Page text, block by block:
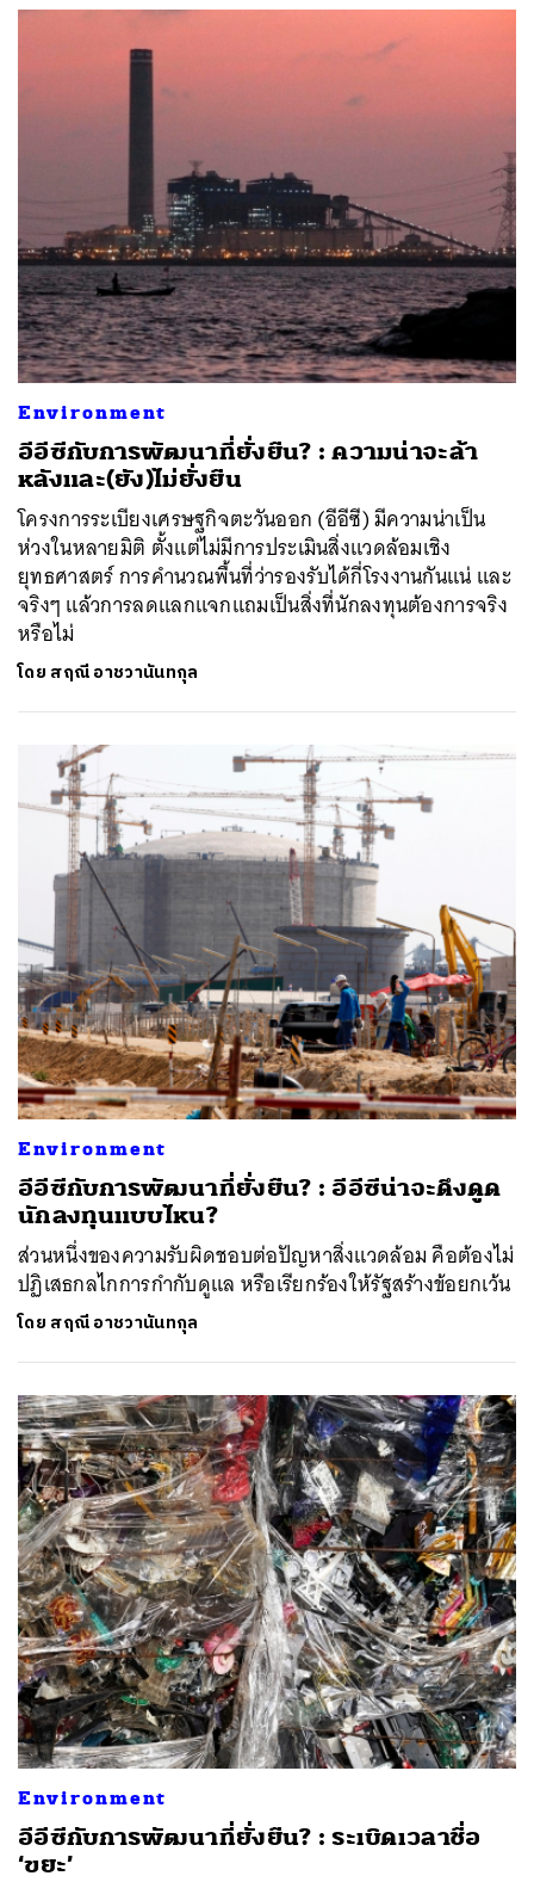
Environment
อีอีซีกับการพัฒนาที่ยั่งยืน? : ความน่าจะล้า
หลังและ(ยัง)ไม่ยั่งยืน
โครงการระเบียงเศรษฐกิจตะวันออก (อีอีซี) มีความน่าเป็น
ห่วงในหลายมิติ ตั้งแต่ไม่มีการประเมินสิ่งแวดล้อมเชิง
ยุทธศาสตร์ การคำนวณพื้นที่ว่ารองรับได้กี่โรงงานกันแน่ และ
จริงๆ แล้วการลดแลกแจกแถมเป็นสิ่งที่นักลงทุนต้องการจริง
หรือไม่
โดย สฤณี อาชวานันทกุล
Environment
อีอีซีกับการพัฒนาที่ยั่งยืน? : อีอีซีน่าจะดึงดูด
นักลงทุนแบบไหน?
ส่วนหนึ่งของความรับผิดชอบต่อปัญหาสิ่งแวดล้อม คือต้องไม่
ปฏิเสธกลไกการกำกับดูแล หรือเรียกร้องให้รัฐสร้างข้อยกเว้น
โดย สฤณี อาชวานันทกุล
Environment
อีอีซีกับการพัฒนาที่ยั่งยืน? : ระเบิดเวลาชื่อ
‘ขยะ’
ค้นหา
SHARE TWEET LINE EMAIL